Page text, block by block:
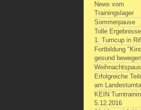
News vom
Trainingslager
Sommerpause
Tolle
1. Turncup in Rif
Fortbildung
gesund
Erfolgreiche
am
KEIN
5.12.2016